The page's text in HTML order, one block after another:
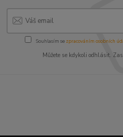
Souhlasím se zpracováním osobních
Můžete se kdykoli odhlásit.